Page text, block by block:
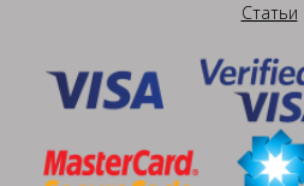
Статьи